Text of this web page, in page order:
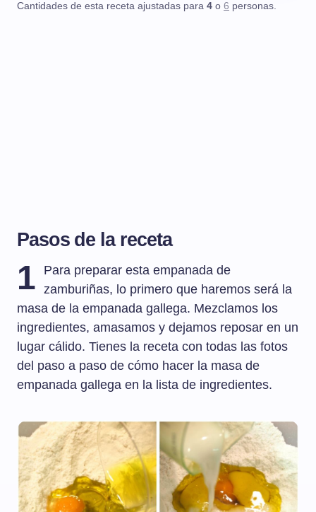
Cantidades de esta receta ajustadas para 4 o 6 personas.
Pasos de la receta
1
Para preparar esta empanada de
zamburiñas, lo primero que haremos será la
masa de la empanada gallega. Mezclamos los
ingredientes, amasamos y dejamos reposar en un
lugar cálido. Tienes la receta con todas las fotos
del paso a paso de cómo hacer la masa de
empanada gallega en la lista de ingredientes.